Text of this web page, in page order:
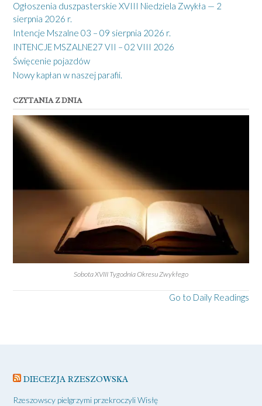
Ogłoszenia duszpasterskie XVIII Niedziela Zwykła — 2
sierpnia 2026 r.
Intencje Mszalne 03 – 09 sierpnia 2026 r.
INTENCJE MSZALNE27 VII – 02 VIII 2026
Święcenie pojazdów
Nowy kapłan w naszej parafii.
CZYTANIA Z DNIA
Sobota XVIII Tygodnia Okresu Zwykłego
Go to Daily Readings
DIECEZJA RZESZOWSKA
Rzeszowscy pielgrzymi przekroczyli Wisłę